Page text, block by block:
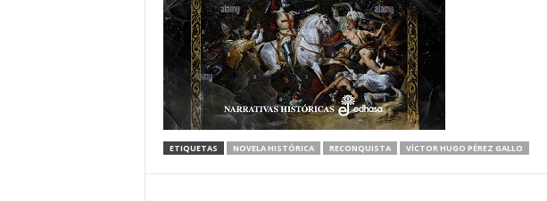
ETIQUETAS NOVELA HISTÓRICA RECONQUISTA VÍCTOR HUGO PÉREZ GALLO